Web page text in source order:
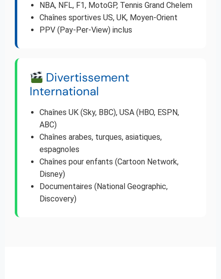
NBA, NFL, F1, MotoGP, Tennis Grand Chelem
Chaînes sportives US, UK, Moyen-Orient
PPV (Pay-Per-View) inclus
Divertissement
International
Chaînes UK (Sky, BBC), USA (HBO, ESPN,
ABC)
Chaînes arabes, turques, asiatiques,
espagnoles
Chaînes pour enfants (Cartoon Network,
Disney)
Documentaires (National Geographic,
Discovery)